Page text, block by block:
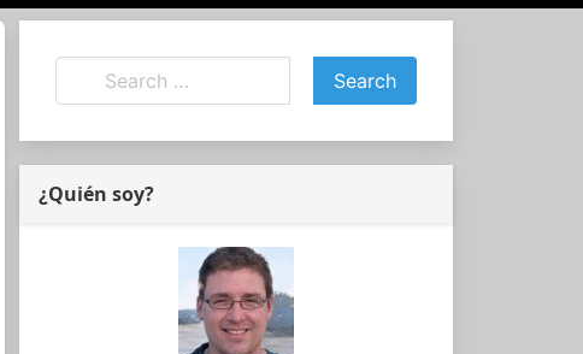
¿Quién soy?